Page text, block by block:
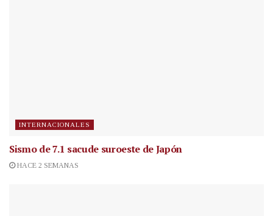
INTERNACIONALES
Sismo de 7.1 sacude suroeste de Japón
HACE 2 SEMANAS